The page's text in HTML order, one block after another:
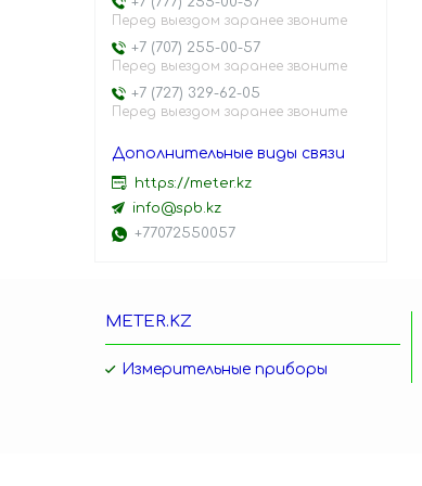
Перед выездом заранее звоните
+7 (707) 255-00-57
Перед выездом заранее звоните
+7 (727) 329-62-05
Перед выездом заранее звоните
https://meter.kz
info@spb.kz
+77072550057
METER.KZ
Измерительные приборы